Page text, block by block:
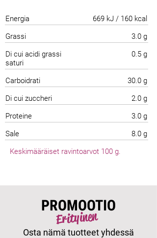
Energia
669 kJ / 160 kcal
Grassi
3.0 g
Di cui acidi grassi
saturi
0.5 g
Carboidrati
30.0 g
Di cui zuccheri
2.0 g
Proteine
3.0 g
Sale
8.0 g
Keskimääräiset ravintoarvot 100 g.
PROMOOTIO
Erityinen
Osta nämä tuotteet yhdessä